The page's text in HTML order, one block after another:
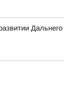
Дальнего